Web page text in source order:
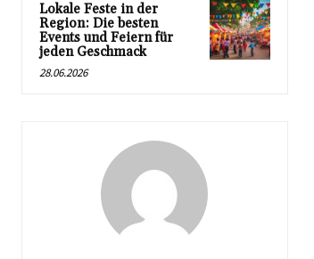
Lokale Feste in der
Region: Die besten
Events und Feiern für
jeden Geschmack
28.06.2026